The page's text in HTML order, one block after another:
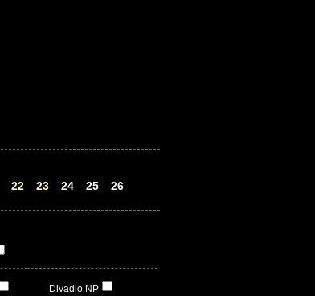
22 23 24 25 26
Divadlo NP